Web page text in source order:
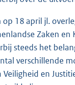
18 april jl.
Zaken
steeds het
verschillende
en